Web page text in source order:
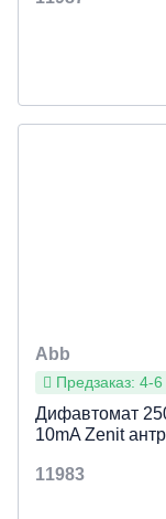
Abb
Предзаказ: 4-
Дифавтомат
10mA Zenit
11983